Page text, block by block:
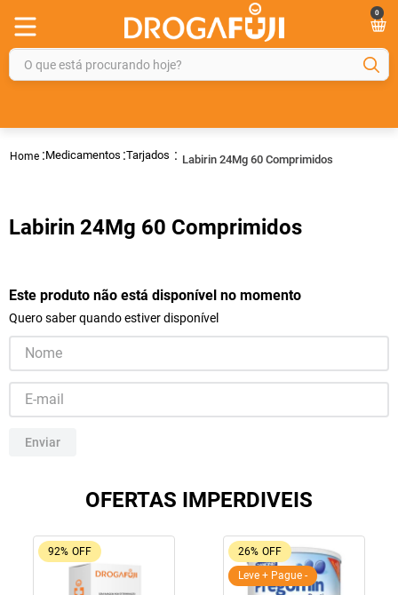
0
O que está procurando hoje?
Medicamentos Tarjados Labirin 24Mg 60 Comprimidos
Labirin 24Mg 60 Comprimidos
Este produto não está disponível no momento
Quero saber quando estiver disponível
Enviar
OFERTAS IMPERDIVEIS
92% OFF 26% OFF
Leve + Pague -
4º
rosuvastatina 20mg
6º
shampoo
7º
dipirona
tadalafila
9º
lola
10º fraldas geriátricas